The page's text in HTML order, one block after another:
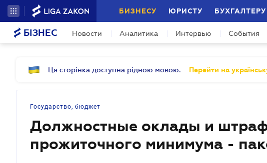
БИЗНЕСУ ЮРИСТУ БУХГАЛТЕРУ
БІЗНЕС Новости Аналитика Интервью События
Ця сторінка доступна рідною мовою. Перейти на
Государство, бюджет
Должностные оклады и
прожиточного минимума -